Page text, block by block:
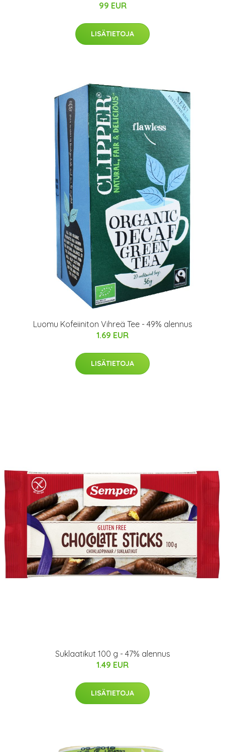
99 EUR
LISÄTIETOJA
Luomu Kofeiiniton Vihreä Tee - 49% alennus
1.69 EUR
LISÄTIETOJA
Suklaatikut 100 g - 47% alennus
1.49 EUR
LISÄTIETOJA